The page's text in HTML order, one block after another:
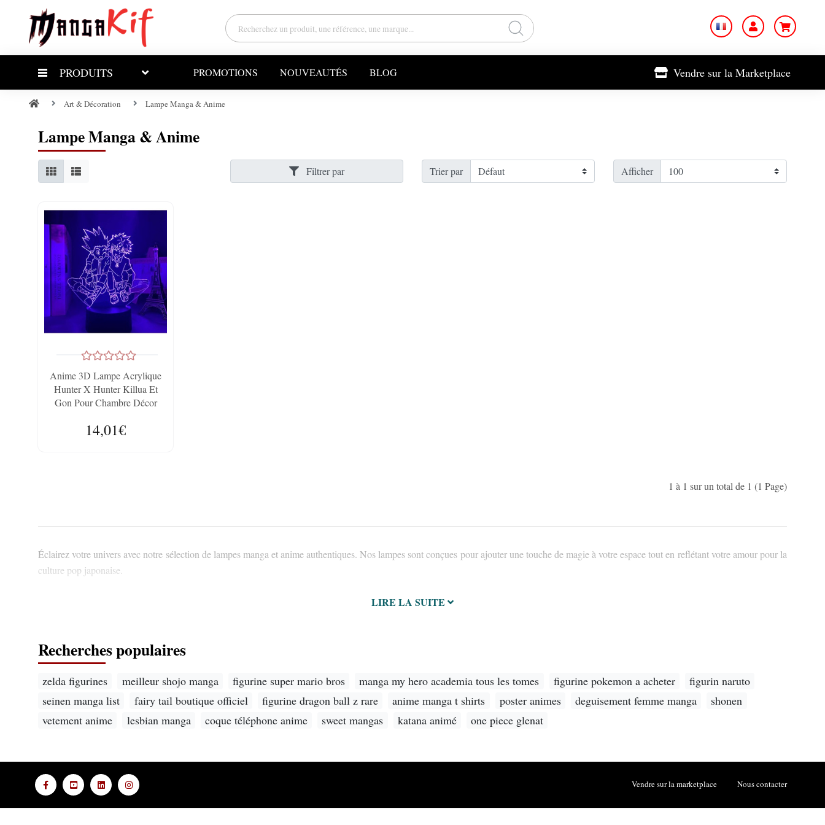
PRODUITS PROMOTIONS NOUVEAUTÉS BLOG Vendre sur la Marketplace
Art & Décoration Lampe Manga & Anime
Lampe Manga & Anime
Filtrer par Trier par Afficher
Anime 3D Lampe Acrylique
Hunter X Hunter Killua Et
Gon Pour Chambre Décor
D'anniversaire Led ,Manga
14,01€
1 à 1 sur un total de 1 (1 Page)
Éclairez votre univers avec notre sélection de lampes manga et anime authentiques. Nos lampes sont conçues pour ajouter une touche de magie à votre espace tout en reflétant votre amour pour la
culture pop japonaise.
LIRE LA SUITE
Recherches populaires
zelda figurines meilleur shojo manga figurine super mario bros manga my hero academia tous les tomes figurine pokemon a acheter
figurin naruto
seinen manga list
fairy tail boutique officiel figurine dragon ball z rare anime manga t shirts poster animes deguisement femme manga
shonen
vetement anime
lesbian manga coque téléphone anime sweet mangas katana animé one piece glenat
Vendre sur la marketplace Nous contacter